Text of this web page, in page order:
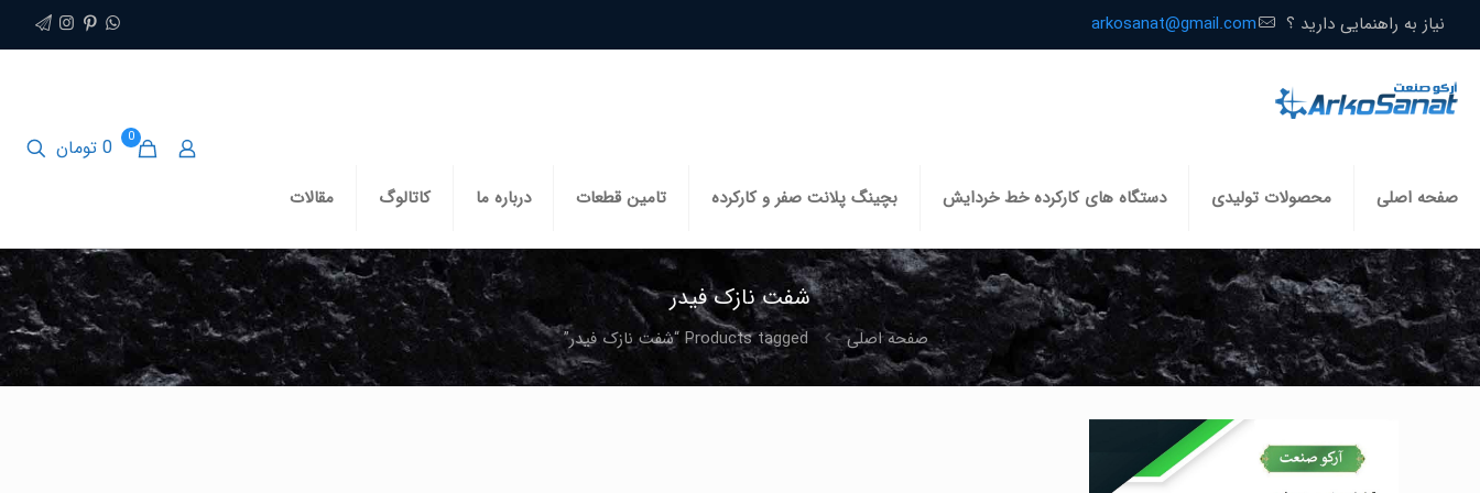
نیاز به راهنمایی دارید ؟ arkosanat@gmail.com
صفحه اصلی محصولات تولیدی دستگاه های کارکرده خط خردایش بچینگ پلانت صفر و کارکرده تامین قطعات درباره ما کاتالوگ مقالات
0 0 تومان
شفت نازک فیدر
صفحه اصلی Products tagged “شفت نازک فیدر”